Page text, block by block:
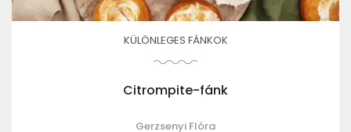
KÜLÖNLEGES FÁNKOK
Citrompite-fánk
Gerzsenyi Flóra